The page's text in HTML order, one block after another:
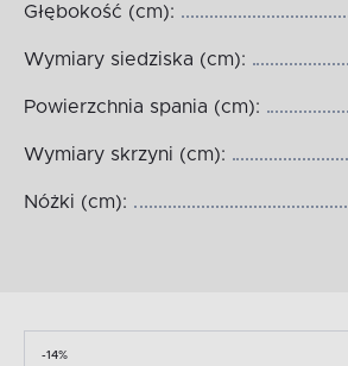
Głębokość (cm):
Wymiary siedziska (cm):
Powierzchnia spania (cm):
Wymiary skrzyni (cm):
Nóżki (cm):
-14%